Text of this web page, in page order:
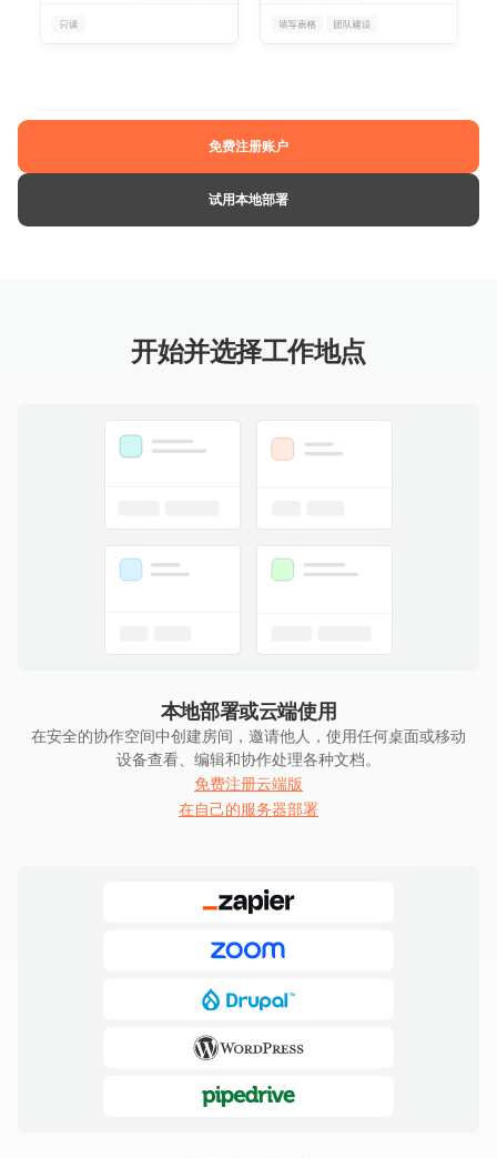
免费注册账户
试用本地部署
开始并选择工作地点
本地部署或云端使用
在安全的协作空间中创建房间，邀请他人，使用任何桌面或移动
设备查看、编辑和协作处理各种文档。
免费注册云端版
在自己的服务器部署